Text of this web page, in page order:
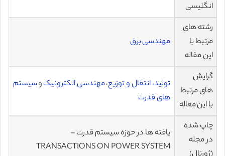
انگلیسی
رشته های
مرتبط با
این مقاله
مهندسی برق
گرایش
های مرتبط
با این مقاله
تولید، انتقال و توزیع،مهندسی الکترونیکوسیستم
های قدرت
چاپ شده
در مجله
یافته ها در حوزه سیستم قدرت –
TRANSACTIONS ON POWER SYSTEM